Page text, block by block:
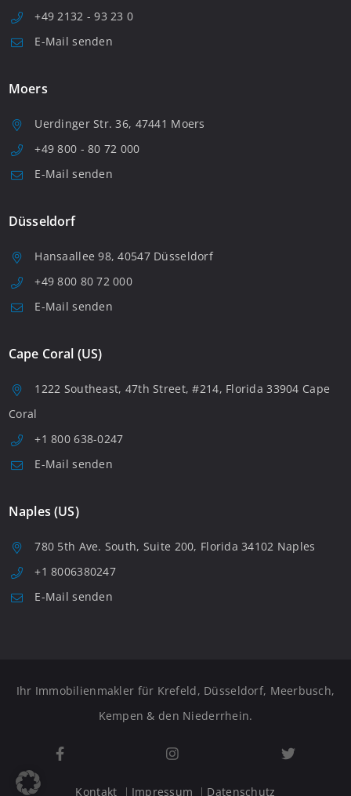
+49 2132 - 93 23 0
E-Mail senden
Moers
Uerdinger Str. 36, 47441 Moers
+49 800 - 80 72 000
E-Mail senden
Düsseldorf
Hansaallee 98, 40547 Düsseldorf
+49 800 80 72 000
E-Mail senden
Cape Coral (US)
1222 Southeast, 47th Street, #214, Florida 33904 Cape
Coral
+1 800 638-0247
E-Mail senden
Naples (US)
780 5th Ave. South, Suite 200, Florida 34102 Naples
+1 8006380247
E-Mail senden
Ihr Immobilienmakler für Krefeld, Düsseldorf, Meerbusch,
Kempen & den Niederrhein.
Kontakt Impressum Datenschutz